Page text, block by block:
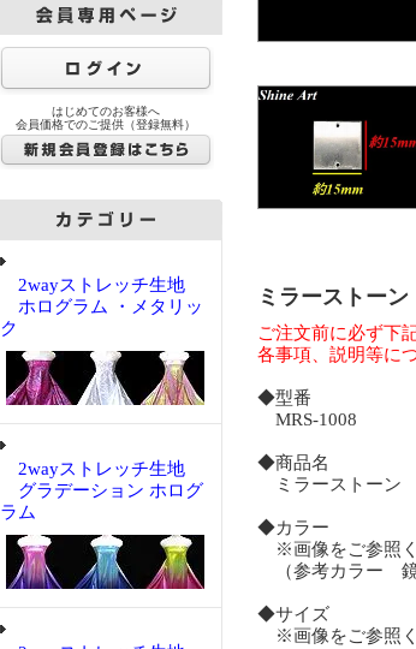
はじめてのお客様へ
会員価格でのご提供（登録無料）
2wayストレッチ生地
ホログラム ・メタリッ
ク
2wayストレッチ生地
グラデーション ホログ
ラム
ミラーストー
ご注文前に必ず下
各事項、説明等に
◆型番
MRS-1008
◆商品名
ミラーストーン
◆カラー
※画像をご参照
（参考カラー 鏡
◆サイズ
※画像をご参照